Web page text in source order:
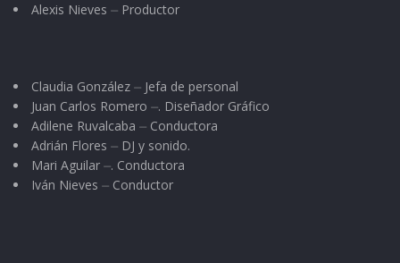
Alexis Nieves ⏤ Productor
Claudia González ⏤ Jefa de personal
Juan Carlos Romero ⏤. Diseñador Gráfico
Adilene Ruvalcaba ⏤ Conductora
Adrián Flores ⏤ DJ y sonido.
Mari Aguilar ⏤. Conductora
Iván Nieves ⏤ Conductor